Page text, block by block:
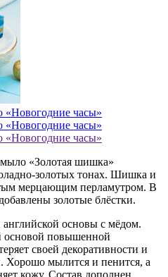
«Золотая шишка»
золотых тонах. Шишка и
мерцающим перламутром. В
золотые блёстки.
основы с мёдом.
основой повышенной
своей декоративности и
Хорошо мылится и пенится, а